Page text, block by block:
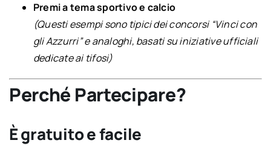
Premi a tema sportivo e calcio
(Questi esempi sono tipici dei concorsi “Vinci con
gli Azzurri” e analoghi, basati su iniziative ufficiali
dedicate ai tifosi)
Perché Partecipare?
È gratuito e facile